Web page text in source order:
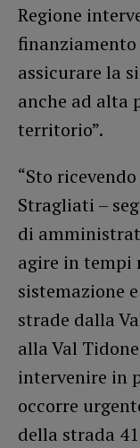
Regione
finanziamento
assicurare la
anche ad alta
territorio”.
“Sto
Stragliati –
di
agire in tempi
sistemazione
strade dalla
alla Val
intervenire in
occorre
della strada